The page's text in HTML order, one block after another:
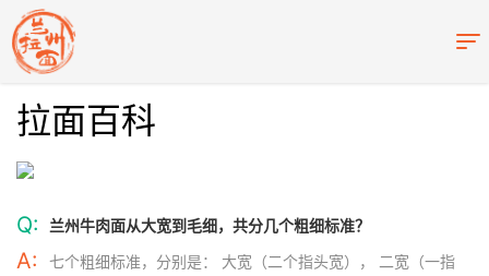
拉面百科
Q: 兰州牛肉面从大宽到毛细，共分几个粗细标准？
A:
七个粗细标准，分别是： 大宽（二个指头宽）， 二宽（一指